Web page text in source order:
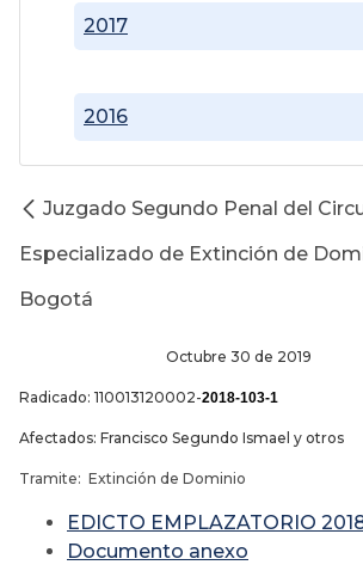
2016
2017
Juzgado Segundo Penal del
Especializado de Extinción de
Bogotá
Octubre 30 de 2019
Radicado: 110013120002-2018-103-1
Afectados: Francisco Segundo Ismael y otros
Tramite: Extinción de Dominio
EDICTO EMPLAZATORIO
Documento anexo